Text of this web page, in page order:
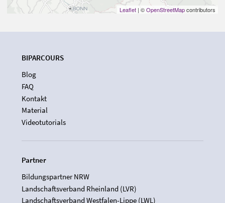
Leaflet | ©OpenStreetMapcontributors
BIPARCOURS
Blog
FAQ
Kontakt
Material
Videotutorials
Partner
Bildungspartner NRW
Landschaftsverband Rheinland (LVR)
Landschaftsverband Westfalen-Lippe (LWL)